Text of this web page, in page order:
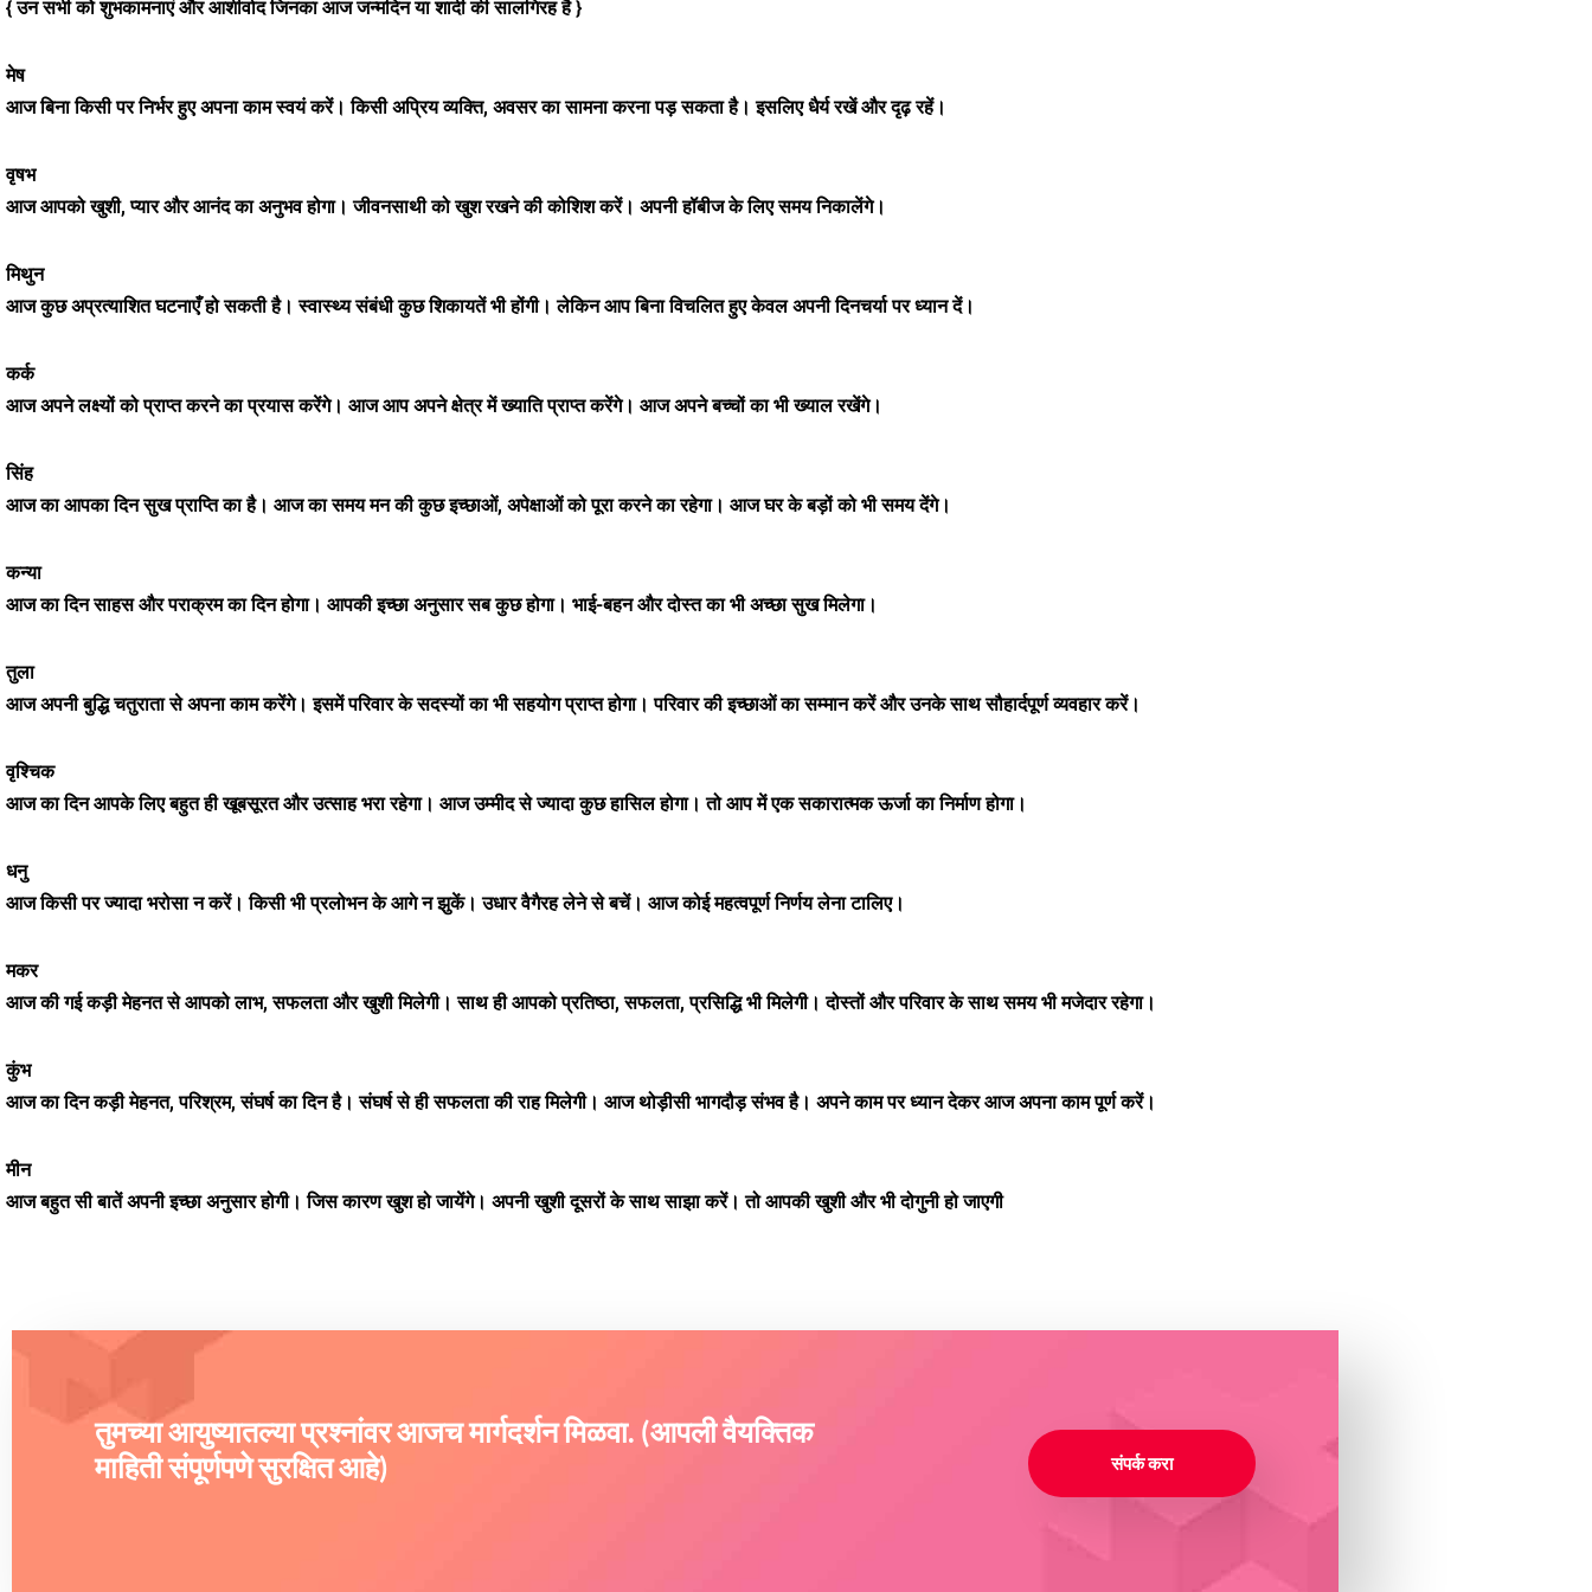
{ उन सभी को शुभकामनाएं और आशीर्वाद जिनका आज जन्मदिन या शादी की सालगिरह है }
मेष
आज बिना किसी पर निर्भर हुए अपना काम स्वयं करें। किसी अप्रिय व्यक्ति, अवसर का सामना करना पड़ सकता है। इसलिए धैर्य रखें और दृढ़ रहें।
वृषभ
आज आपको खुशी, प्यार और आनंद का अनुभव होगा। जीवनसाथी को खुश रखने की कोशिश करें। अपनी हॉबीज के लिए समय निकालेंगे।
मिथुन
आज कुछ अप्रत्याशित घटनाएँ हो सकती है। स्वास्थ्य संबंधी कुछ शिकायतें भी होंगी। लेकिन आप बिना विचलित हुए केवल अपनी दिनचर्या पर ध्यान दें।
कर्क
आज अपने लक्ष्यों को प्राप्त करने का प्रयास करेंगे। आज आप अपने क्षेत्र में ख्याति प्राप्त करेंगे। आज अपने बच्चों का भी ख्याल रखेंगे।
सिंह
आज का आपका दिन सुख प्राप्ति का है। आज का समय मन की कुछ इच्छाओं, अपेक्षाओं को पूरा करने का रहेगा। आज घर के बड़ों को भी समय देंगे।
कन्या
आज का दिन साहस और पराक्रम का दिन होगा। आपकी इच्छा अनुसार सब कुछ होगा। भाई-बहन और दोस्त का भी अच्छा सुख मिलेगा।
तुला
आज अपनी बुद्धि चतुराता से अपना काम करेंगे। इसमें परिवार के सदस्यों का भी सहयोग प्राप्त होगा। परिवार की इच्छाओं का सम्मान करें और उनके साथ सौहार्दपूर्ण व्यवहार करें।
वृश्चिक
आज का दिन आपके लिए बहुत ही खूबसूरत और उत्साह भरा रहेगा। आज उम्मीद से ज्यादा कुछ हासिल होगा। तो आप में एक सकारात्मक ऊर्जा का निर्माण होगा।
धनु
आज किसी पर ज्यादा भरोसा न करें। किसी भी प्रलोभन के आगे न झुकें। उधार वैगैरह लेने से बचें। आज कोई महत्वपूर्ण निर्णय लेना टालिए।
मकर
आज की गई कड़ी मेहनत से आपको लाभ, सफलता और खुशी मिलेगी। साथ ही आपको प्रतिष्ठा, सफलता, प्रसिद्धि भी मिलेगी। दोस्तों और परिवार के साथ समय भी मजेदार रहेगा।
कुंभ
आज का दिन कड़ी मेहनत, परिश्रम, संघर्ष का दिन है। संघर्ष से ही सफलता की राह मिलेगी। आज थोड़ीसी भागदौड़ संभव है। अपने काम पर ध्यान देकर आज अपना काम पूर्ण करें।
मीन
आज बहुत सी बातें अपनी इच्छा अनुसार होगी। जिस कारण खुश हो जायेंगे। अपनी खुशी दूसरों के साथ साझा करें। तो आपकी खुशी और भी दोगुनी हो जाएगी
तुमच्या आयुष्यातल्या प्रश्नांवर आजच मार्गदर्शन मिळवा. (आपली वैयक्तिक
माहिती संपूर्णपणे सुरक्षित आहे)
संपर्क करा